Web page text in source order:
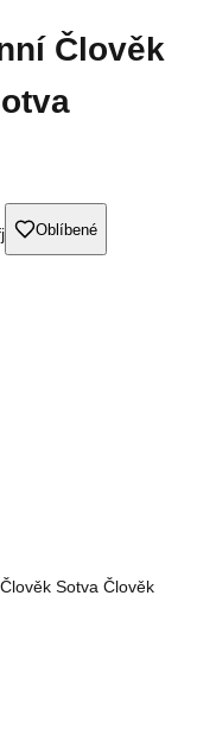
Člověk
Oblíbené
Sotva Člověk